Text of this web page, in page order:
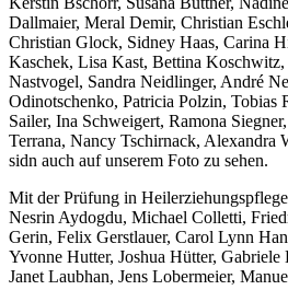
Dallmaier, Meral Demir, Christian
Christian Glock, Sidney Haas, Carina
Kaschek, Lisa Kast, Bettina
Nastvogel, Sandra Neidlinger, André
Odinotschenko, Patricia Polzin, Tobias
Sailer, Ina Schweigert, Ramona
Terrana, Nancy Tschirnack, Alexandra
sidn auch auf unserem Foto zu sehen.
Mit der Prüfung in
Nesrin Aydogdu, Michael Colletti,
Gerin, Felix Gerstlauer, Carol Lynn
Yvonne Hutter, Joshua Hütter, Gabriele
Janet Laubhan, Jens Lobermeier,